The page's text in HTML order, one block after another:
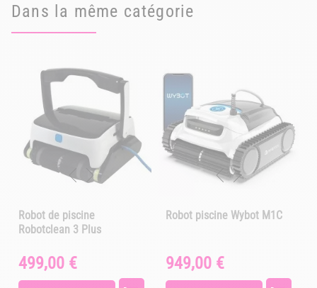
Dans la même catégorie
Robot de piscine
Robotclean 3 Plus
Prix
499,00 €
Robot piscine Wybot M1C
Prix
949,00 €